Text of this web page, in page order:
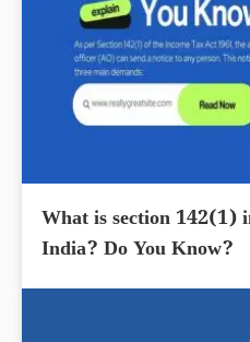
What is section 142(1)
India? Do You Know?